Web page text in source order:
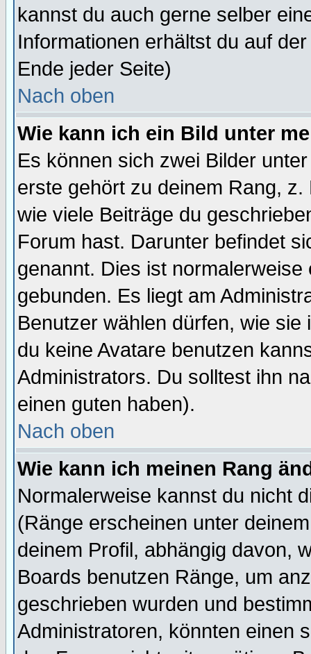
kannst du auch gerne selber
Informationen erhältst du auf
Ende jeder Seite)
Nach oben
Wie kann ich ein Bild unter
Es können sich zwei Bilder
erste gehört zu deinem Rang,
wie viele Beiträge du
Forum hast. Darunter befindet
genannt. Dies ist
gebunden. Es liegt am
Benutzer wählen dürfen, wie
du keine Avatare benutzen
Administrators. Du solltest ihn
einen guten haben).
Nach oben
Wie kann ich meinen Rang
Normalerweise kannst du nicht
(Ränge erscheinen unter
deinem Profil, abhängig davon,
Boards benutzen Ränge, um
geschrieben wurden und
Administratoren, könnten einen